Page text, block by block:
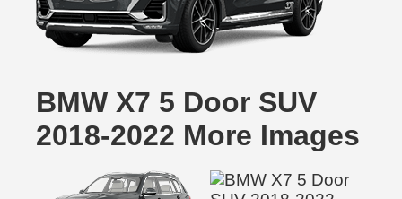
BMW X7 5 Door SUV
2018-2022 More Images